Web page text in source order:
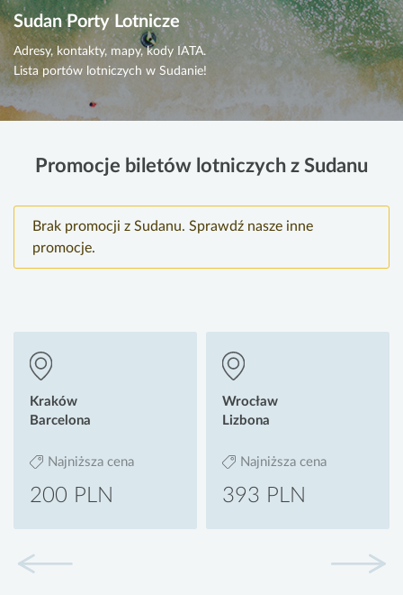
SudanPorty Lotnicze
Adresy, kontakty, mapy, kody IATA.
Lista portów lotniczych w Sudanie!
Promocje biletów lotniczych z Sudanu
Brak promocji z Sudanu. Sprawdź nasze inne
promocje.
Kraków
Barcelona
Najniższa cena
200 PLN
Wrocław
Lizbona
Najniższa cena
393 PLN